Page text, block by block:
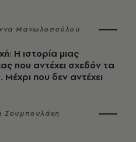
Μανωλοπούλου
Η ιστορία μιας
που αντέχει σχεδόν τα
Μέχρι που δεν αντέχει
Ζουμπουλάκη